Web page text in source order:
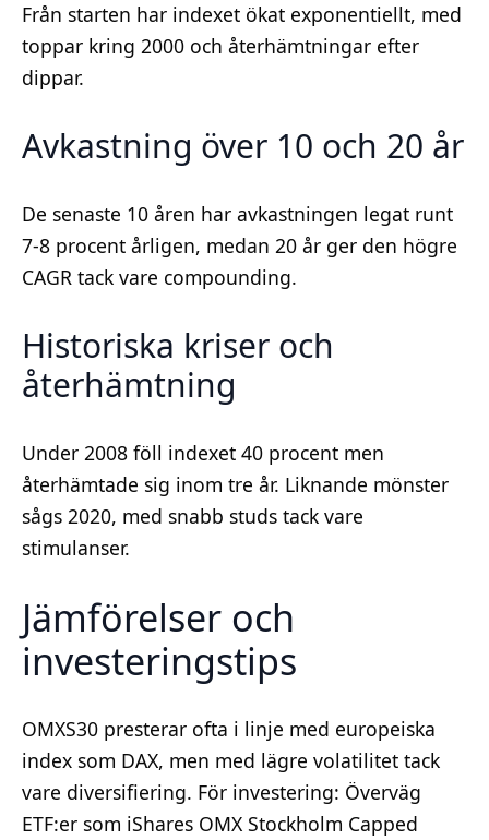
Från starten har indexet ökat exponentiellt, med
toppar kring 2000 och återhämtningar efter
dippar.
Avkastning över 10 och 20 år
De senaste 10 åren har avkastningen legat runt
7-8 procent årligen, medan 20 år ger den högre
CAGR tack vare compounding.
Historiska kriser och
återhämtning
Under 2008 föll indexet 40 procent men
återhämtade sig inom tre år. Liknande mönster
sågs 2020, med snabb studs tack vare
stimulanser.
Jämförelser och
investeringstips
OMXS30 presterar ofta i linje med europeiska
index som DAX, men med lägre volatilitet tack
vare diversifiering. För investering: Överväg
ETF:er som iShares OMX Stockholm Capped